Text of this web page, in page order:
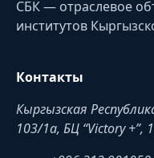
СБК — отраслевое
институтов
Контакты
Кыргызская
103/1a, БЦ “Victory +”,